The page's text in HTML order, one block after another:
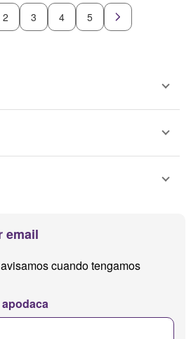
2 3 4 5
email
cuando tengamos